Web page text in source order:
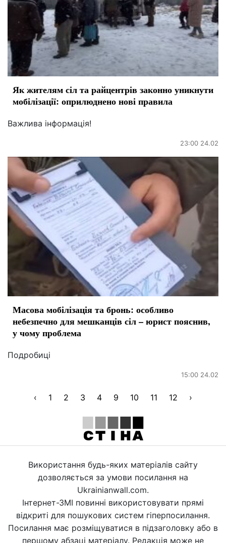
Як жителям сіл та райцентрів законно уникнути
мобілізації: оприлюднено нові правила
Важлива інформація!
23:00 24.02
Масова мобілізація та бронь: особливо
небезпечно для мешканців сіл – юрист пояснив,
у чому проблема
Подробиці
15:00 24.02
‹ 1 2 3 4 9 10 11 12 ›
Використання будь-яких матеріалів сайту
дозволяється за умови посилання на
Ukrainianwall.com.
Інтернет-ЗМІ повинні використовувати прямі
відкриті для пошукових систем гіперпосилання.
Посилання має розміщуватися в підзаголовку або в
першому абзаці матеріалу. Редакція може не